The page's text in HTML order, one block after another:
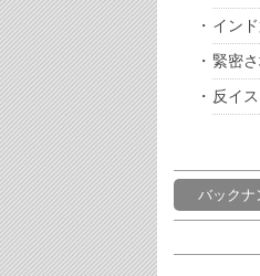
イン
緊密
反イ
バックナ